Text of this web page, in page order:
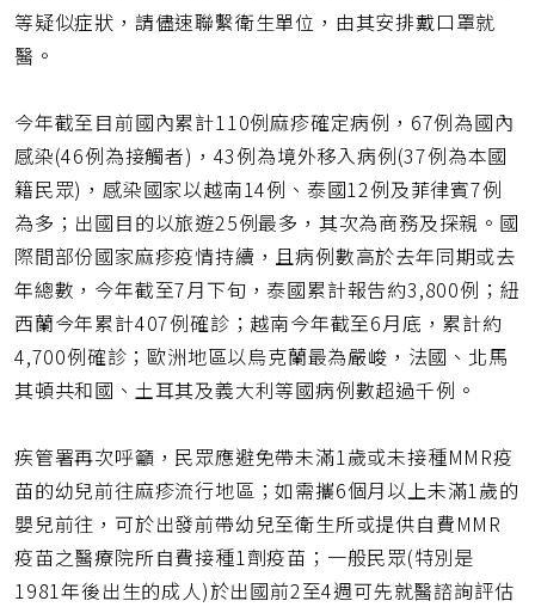
等疑似症狀，請儘速聯繫衛生單位，由其安排戴口罩就
醫。
今年截至目前國內累計110例麻疹確定病例，67例為國內
感染(46例為接觸者)，43例為境外移入病例(37例為本國
籍民眾)，感染國家以越南14例、泰國12例及菲律賓7例
為多；出國目的以旅遊25例最多，其次為商務及探親。國
際間部份國家麻疹疫情持續，且病例數高於去年同期或去
年總數，今年截至7月下旬，泰國累計報告約3,800例；紐
西蘭今年累計407例確診；越南今年截至6月底，累計約
4,700例確診；歐洲地區以烏克蘭最為嚴峻，法國、北馬
其頓共和國、土耳其及義大利等國病例數超過千例。
疾管署再次呼籲，民眾應避免帶未滿1歲或未接種MMR疫
苗的幼兒前往麻疹流行地區；如需攜6個月以上未滿1歲的
嬰兒前往，可於出發前帶幼兒至衛生所或提供自費MMR
疫苗之醫療院所自費接種1劑疫苗；一般民眾(特別是
1981年後出生的成人)於出國前2至4週可先就醫諮詢評估